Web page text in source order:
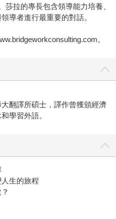
莎拉的專長包含領導能力培養、
導者進行最重要的對話。
。
翻譯所碩士，譯作曾獲頒經濟
學習外語。
生的旅程